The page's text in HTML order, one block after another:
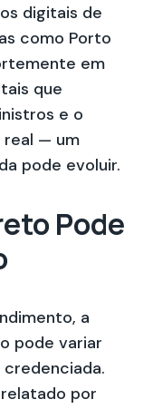
digitais de
como Porto
em
que
e o
real — um
pode evoluir.
Pode
a
pode variar
por